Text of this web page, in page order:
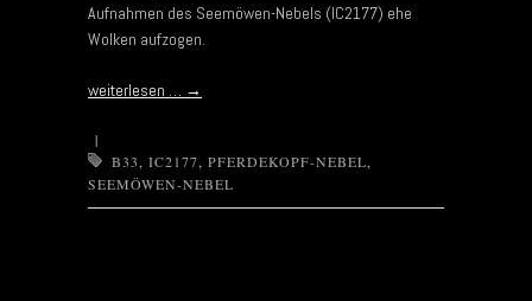
Aufnahmen des Seemöwen-Nebels (IC2177) ehe
Wolken aufzogen.
weiterlesen … →
|
B33, IC2177, PFERDEKOPF-NEBEL,
SEEMÖWEN-NEBEL